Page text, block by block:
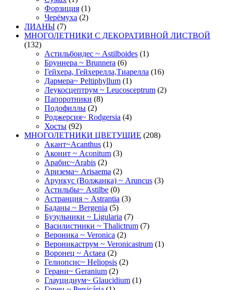
Форзиция (1)
Черёмуха (2)
ЛИАНЫ (7)
МНОГОЛЕТНИКИ С ДЕКОРАТИВНОЙ ЛИСТВОЙ
(132)
Астильбоидес ~ Astilboides (1)
Бруннера ~ Brunnera (6)
Гейхера, Гейхерелла,Тиарелла (16)
Дармера~ Peltiphyllum (1)
Леукосцептрум ~ Leucosceptrum (2)
Папоротники (8)
Подофиллы (2)
Роджерсия~ Rodgersia (4)
Хосты (92)
МНОГОЛЕТНИКИ ЦВЕТУЩИЕ (208)
Акант~Acanthus (1)
Аконит ~ Aconitum (3)
Арабис~Arabis (2)
Аризема~ Arisaema (2)
Арункус (Волжанка) ~ Aruncus (3)
Астильбы~ Astilbe (0)
Астранция ~ Astrantia (3)
Баданы ~ Bergenia (5)
Бузульники ~ Ligularia (7)
Василистники ~ Thalictrum (7)
Вероника ~ Veronica (2)
Вероникаструм ~ Veronicastrum (1)
Воронец ~ Actaea (2)
Гелиопсис~ Heliopsis (2)
Герани~ Geranium (2)
Глауцидиум~ Glaucidium (1)